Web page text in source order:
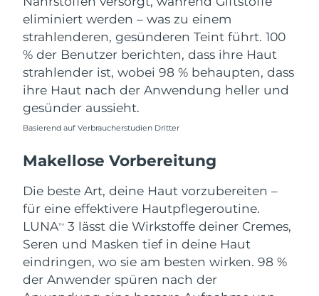
eliminiert werden – was zu einem
strahlenderen, gesünderen Teint führt. 100
% der Benutzer berichten, dass ihre Haut
strahlender ist, wobei 98 % behaupten, dass
ihre Haut nach der Anwendung heller und
gesünder aussieht.
Basierend auf Verbraucherstudien Dritter
Makellose Vorbereitung
Die beste Art, deine Haut vorzubereiten –
für eine effektivere Hautpflegeroutine.
LUNATM
3 lässt die Wirkstoffe deiner Cremes,
Seren und Masken tief in deine Haut
eindringen, wo sie am besten wirken. 98 %
der Anwender spüren nach der
Türkei
Erwartete Lieferung
Vereinigte Arabische
Emirate
Erwartete Lieferung
10/08/2026
Vereinigtes
Königreich
Vereinigte Staaten
Erwartete Lieferung
Usbekistan
Erwartete Lieferung
14/08/2026
Vietnam
Erwartete Lieferung
15/08/2026